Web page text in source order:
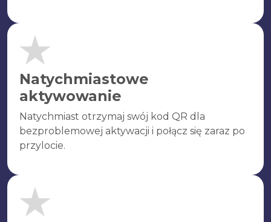
Natychmiastowe
aktywowanie
Natychmiast otrzymaj swój kod QR dla
bezproblemowej aktywacji i połącz się zaraz po
przylocie.